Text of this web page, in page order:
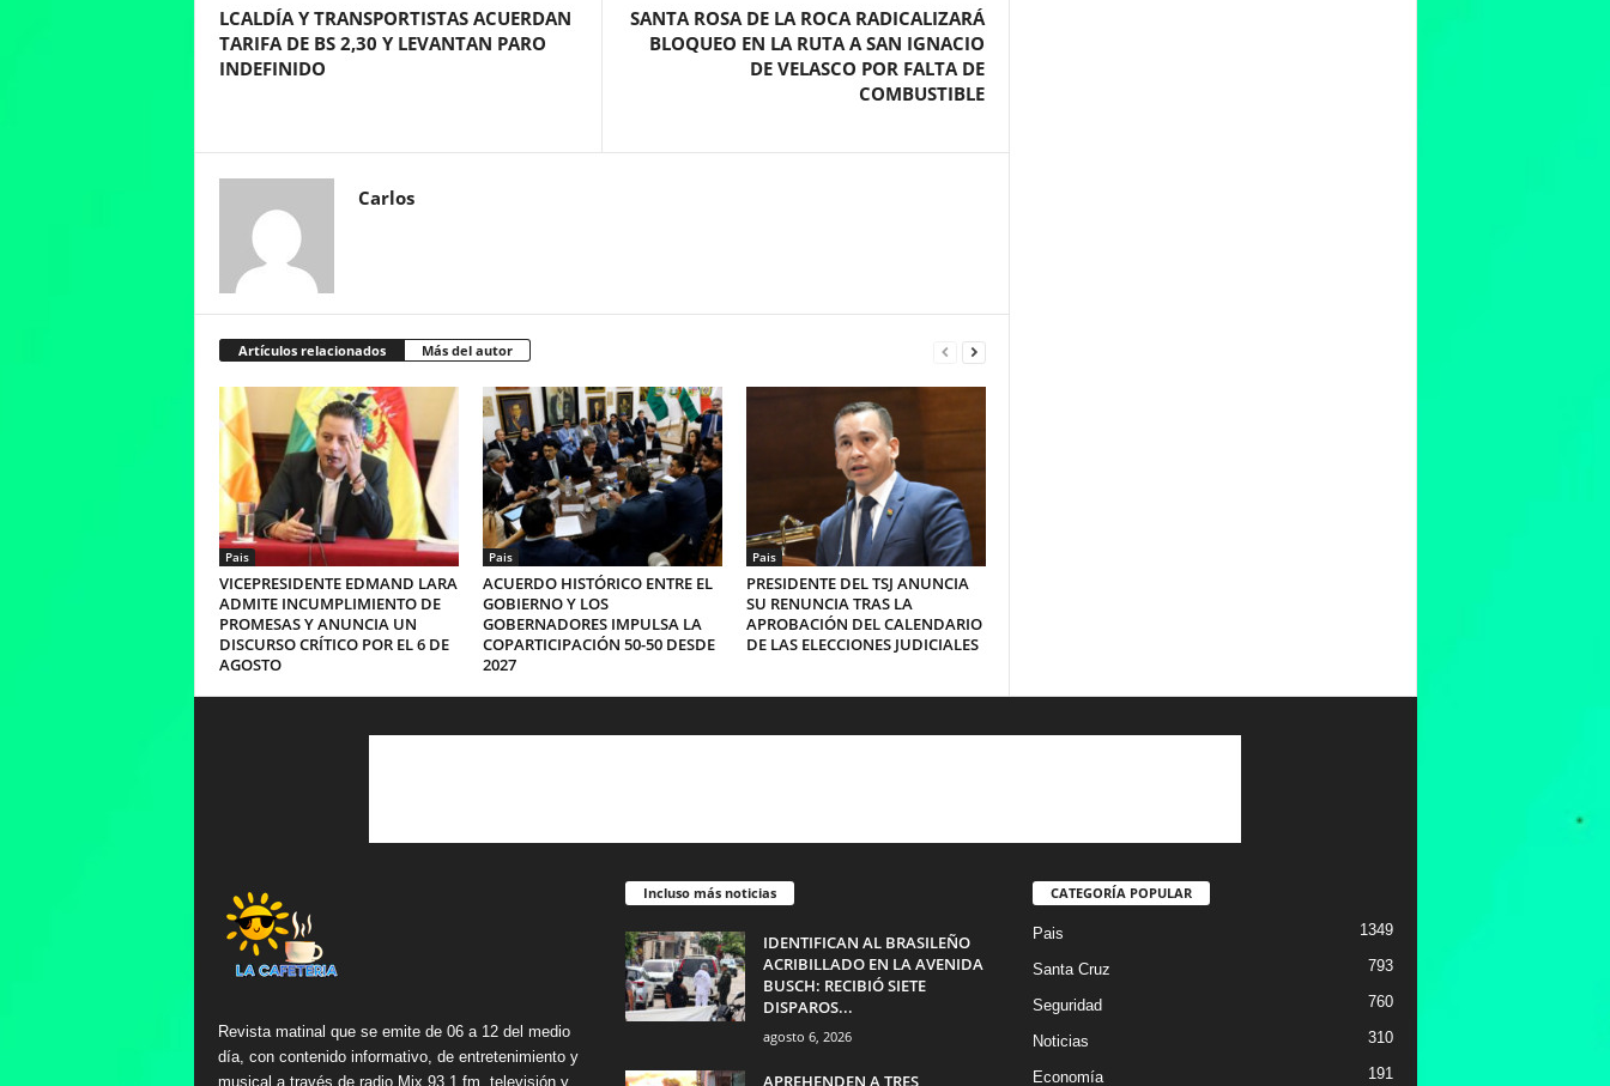
LCALDÍA Y TRANSPORTISTAS ACUERDAN
TARIFA DE BS 2,30 Y LEVANTAN PARO
INDEFINIDO
SANTA ROSA DE LA ROCA RADICALIZARÁ
BLOQUEO EN LA RUTA A SAN IGNACIO
DE VELASCO POR FALTA DE
COMBUSTIBLE
Carlos
Artículos relacionados Más del autor
Pais
VICEPRESIDENTE EDMAND LARA
ADMITE INCUMPLIMIENTO DE
PROMESAS Y ANUNCIA UN
DISCURSO CRÍTICO POR EL 6 DE
AGOSTO
Pais
ACUERDO HISTÓRICO ENTRE EL
GOBIERNO Y LOS
GOBERNADORES IMPULSA LA
COPARTICIPACIÓN 50-50 DESDE
2027
Pais
PRESIDENTE DEL TSJ ANUNCIA
SU RENUNCIA TRAS LA
APROBACIÓN DEL CALENDARIO
DE LAS ELECCIONES JUDICIALES
Revista matinal que se emite de 06 a 12 del medio
día, con contenido informativo, de entretenimiento y
musical a través de radio Mix 93.1 fm, televisión y
Incluso más noticias
IDENTIFICAN AL BRASILEÑO
ACRIBILLADO EN LA AVENIDA
BUSCH: RECIBIÓ SIETE
DISPAROS...
agosto 6, 2026
APREHENDEN A TRES
CATEGORÍA POPULAR
Pais 1349
Santa Cruz 793
Seguridad 760
Noticias 310
Economía 191